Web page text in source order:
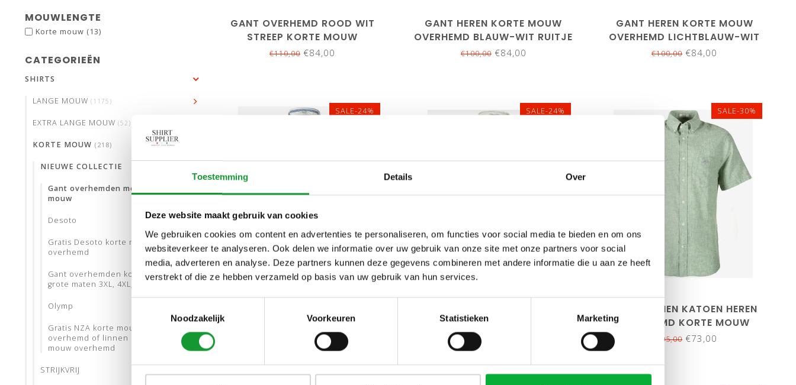
Toestemming Details Over
Deze website maakt gebruik van cookies
We gebruiken cookies om content en advertenties te personaliseren, om functies voor social media te bieden en om ons
websiteverkeer te analyseren. Ook delen we informatie over uw gebruik van onze site met onze partners voor social
media, adverteren en analyse. Deze partners kunnen deze gegevens combineren met andere informatie die u aan ze heeft
verstrekt of die ze hebben verzameld op basis van uw gebruik van hun services.
Noodzakelijk
Voorkeuren Statistieken Marketing
MOUWLENGTE
Korte mouw (13)
CATEGORIEËN
SHIRTS
LANGE MOUW (1175)
EXTRA LANGE MOUW (52)
KORTE MOUW (218)
NIEUWE COLLECTIE
Gant overhemden met korte
mouw
Desoto
Gratis Desoto korte mouw
overhemd
Gant overhemden korte mouw
grote maten 3XL, 4XL, 5XL
Olymp
Gratis NZA korte mouw
overhemd of linnen lange
mouw overhemd
STRIJKVRIJ
GANT OVERHEMD ROOD WIT
STREEP KORTE MOUW
€110,00€84,00
GANT HEREN KORTE MOUW
OVERHEMD BLAUW-WIT RUITJE
€100,00€84,00
GANT HEREN KORTE MOUW
OVERHEMD LICHTBLAUW-WIT
RUITJE
€100,00€84,00
SALE-24%
M L XL 4XL 5XL
OVERHEMD KORTE MOUW
BLAUW-WIT BREDE STREEP
€84,00
SALE-24%
M L XL XXL 3XL
4XL
5XL
OVERHEMD KORTE MOUW BEIGE-
WIT BREDE STREEP
€110,00
SALE-30%
M L XXL 3XL
GANT LINNEN KATOEN HEREN
OVERHEMD KORTE MOUW
OLIJFGROEN HERB GREEN
€105,00€73,00